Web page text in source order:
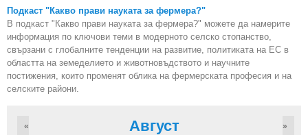
Подкаст "Какво прави науката за фермера?"
В подкаст "Какво прави науката за фермера?" можете да намерите
информация по ключови теми в модерното селско стопанство,
свързани с глобалните тенденции на развитие, политиката на ЕС в
областта на земеделието и животновъдството и научните
постижения, които променят облика на фермерската професия и на
селските райони.
Август
« »